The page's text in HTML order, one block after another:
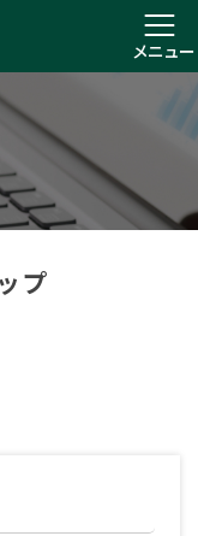
メニュー
プ